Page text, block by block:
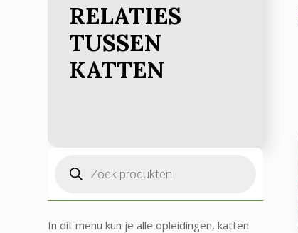
RELATIES
TUSSEN
KATTEN
zoeken
In dit menu kun je alle opleidingen, katten